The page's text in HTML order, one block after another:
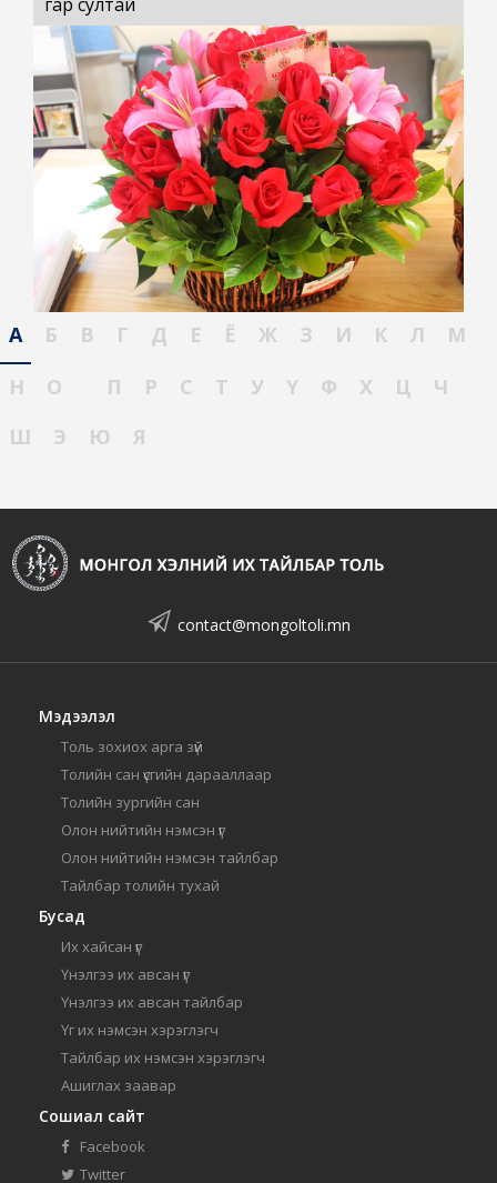
А Б В Г Д Е Ё Ж З И К Л
М
Н
О П Р С Т У Ү Ф Х Ц
Ч
Ш
Э Ю Я
contact@mongoltoli.mn
Мэдээлэл
Толь зохиох арга зүй
Толийн сан үсгийн дарааллаар
Толийн зургийн сан
Олон нийтийн нэмсэн үг
Олон нийтийн нэмсэн тайлбар
Тайлбар толийн тухай
Бусад
Их хайсан үг
Үнэлгээ их авсан үг
Үнэлгээ их авсан тайлбар
Үг их нэмсэн хэрэглэгч
Тайлбар их нэмсэн хэрэглэгч
Ашиглах заавар
Сошиал сайт
Facebook
Twitter